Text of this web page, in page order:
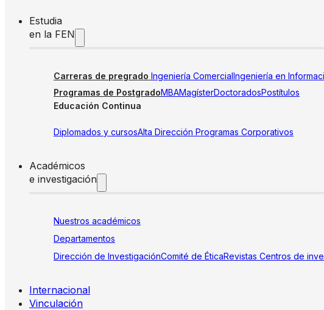
Estudia
en la FEN
Carreras de pregrado Ingeniería ComercialIngeniería en
Programas de PostgradoMBAMagísterDoctoradosPostítulos
Educación Continua
Diplomados y cursosAlta Dirección Programas Corporativos
Académicos
e investigación
Nuestros académicos
Departamentos
Dirección de InvestigaciónComité de ÉticaRevistas Centros de
Internacional
Vinculación